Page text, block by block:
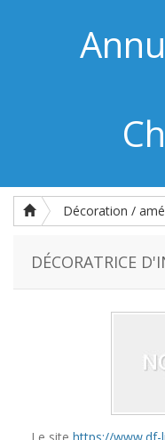
Décoration /
DÉCORATRICE